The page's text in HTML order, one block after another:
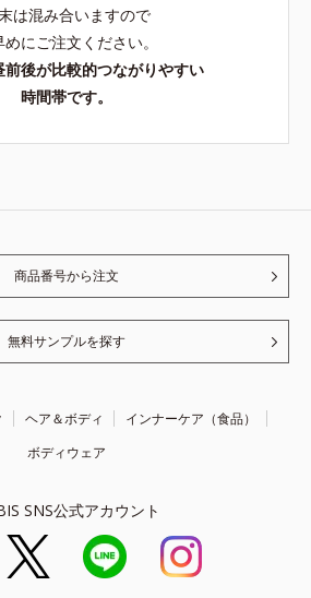
は混み合いますので
めにご注文ください。
前後が比較的つながりやすい
時間帯です。
商品番号から注文
無料サンプルを探す
ヘア＆ボディ
インナーケア（食品）
ボディウェア
SNS公式アカウント